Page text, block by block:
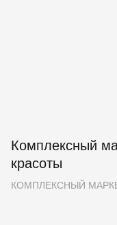
Комплексный
красоты
КОМПЛЕКСНЫЙ